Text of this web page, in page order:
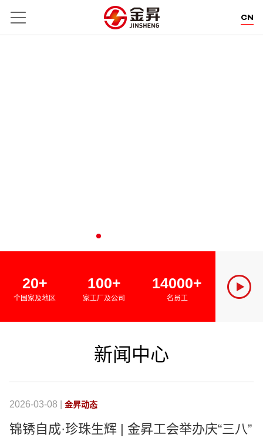
CN
EN
20+
个国家及地区
100+
家工厂及公司
14000+
名员工
金昇集团
绿色经
新闻中心
2026-03-08 | 金昇动态
锦锈自成·珍珠生辉 | 金昇工会举办庆“三八”